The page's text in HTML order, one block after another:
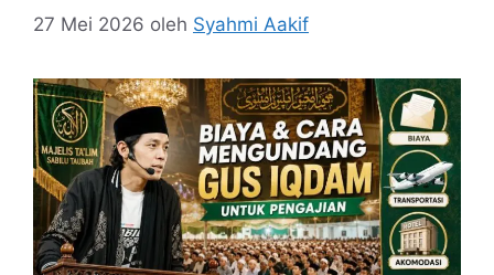
27 Mei 2026 oleh Syahmi Aakif